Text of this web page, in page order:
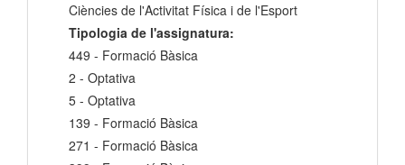
Ciències de l'Activitat Física i de l'Esport
Tipologia de l'assignatura:
449 - Formació Bàsica
2 - Optativa
5 - Optativa
139 - Formació Bàsica
271 - Formació Bàsica